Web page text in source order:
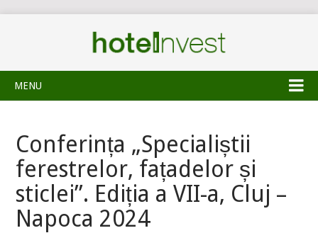
MENU
Conferința „Specialiștii
ferestrelor, fațadelor și
sticlei”. Ediția a VII-a, Cluj –
Napoca 2024